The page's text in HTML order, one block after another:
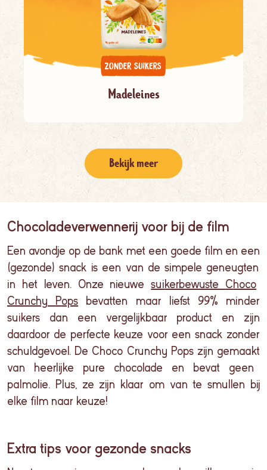
Madeleines
Bekijk meer
Chocoladeverwennerij voor bij de film
Een avondje op de bank met een goede film en een
(gezonde) snack is een van de simpele geneugten
in het
leven. Onze nieuwe suikerbewuste Choco
Crunchy Pops bevatten maar liefst 99% minder
suikers dan een vergelijkbaar product en zijn
daardoor de perfecte keuze voor een snack zonder
schuldgevoel . De Choco Crunchy Pops zijn gemaakt
van heerlijke pure chocolade en bevat geen
palmolie. Plus, ze zijn klaar om vante smullen bij
elke film naar keuze!
Extra tips voor gezonde snacks